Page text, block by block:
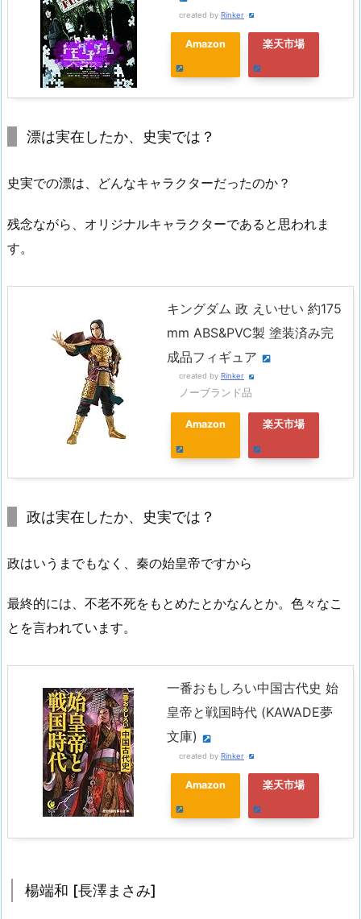
created by Rinker
Amazon 楽天市場
漂は実在したか、史実では？
史実での漂は、どんなキャラクターだったのか？
残念ながら、オリジナルキャラクターであると思われま
す。
キングダム 政 えいせい 約175
mm ABS&PVC製 塗装済み完
成品フィギュア
created by Rinker
ノーブランド品
Amazon 楽天市場
政は実在したか、史実では？
政はいうまでもなく、秦の始皇帝ですから
最終的には、不老不死をもとめたとかなんとか。色々なこ
とを言われています。
一番おもしろい中国古代史 始
皇帝と戦国時代 (KAWADE夢
文庫)
created by Rinker
Amazon 楽天市場
楊端和 [長澤まさみ]